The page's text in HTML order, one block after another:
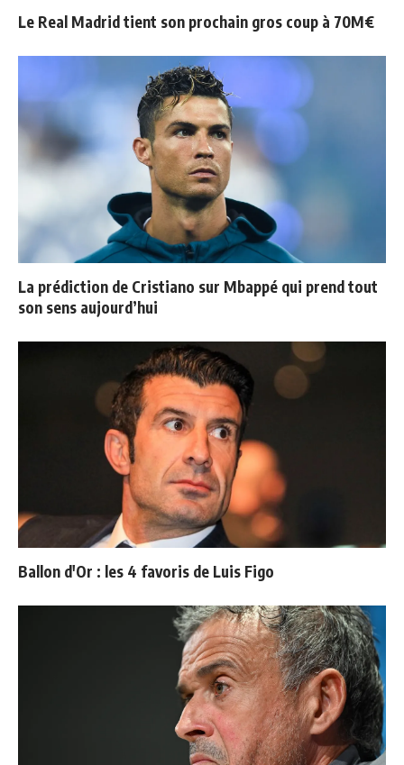
Le Real Madrid tient son prochain gros coup à 70M€
La prédiction de Cristiano sur Mbappé qui prend tout
son sens aujourd’hui
Ballon d'Or : les 4 favoris de Luis Figo